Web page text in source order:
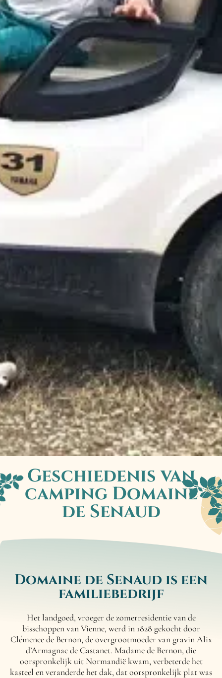
Geschiedenis van
camping Domaine
de Senaud
Domaine de Senaud is een
familiebedrijf
Het landgoed, vroeger de zomerresidentie van de
bisschoppen van Vienne, werd in 1828 gekocht door
Clémence de Bernon, de overgrootmoeder van gravin Alix
d’Armagnac de Castanet. Madame de Bernon, die
oorspronkelijk uit Normandië kwam, verbeterde het
kasteel en veranderde het dak, dat oorspronkelijk plat was